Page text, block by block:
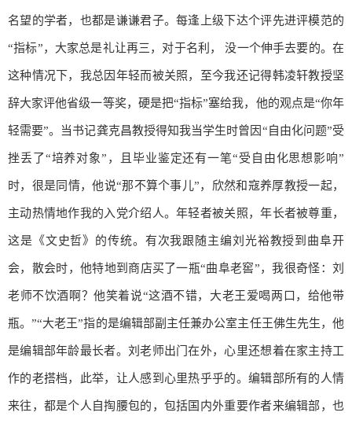
名望的学者，也都是谦谦君子。每逢上级下达个评先进评模范的
“指标”，大家总是礼让再三，对于名利， 没一个伸手去要的。在
这种情况下，我总因年轻而被关照，至今我还记得韩凌轩教授坚
辞大家评他省级一等奖，硬是把“指标”塞给我，他的观点是“你年
轻需要”。当书记龚克昌教授得知我当学生时曾因“自由化问题”受
挫丢了“培养对象”，且毕业鉴定还有一笔“受自由化思想影响”
时，很是同情，他说“那不算个事儿”，欣然和寇养厚教授一起，
主动热情地作我的入党介绍人。年轻者被关照，年长者被尊重，
这是《文史哲》的传统。有次我跟随主编刘光裕教授到曲阜开
会，散会时，他特地到商店买了一瓶“曲阜老窖”，我很奇怪：刘
老师不饮酒啊？他笑着说“这酒不错，大老王爱喝两口，给他带
瓶。”“大老王”指的是编辑部副主任兼办公室主任王佛生先生，他
是编辑部年龄最长者。刘老师出门在外，心里还想着在家主持工
作的老搭档，此举，让人感到心里热乎乎的。编辑部所有的人情
来往，都是个人自掏腰包的，包括国内外重要作者来编辑部，也